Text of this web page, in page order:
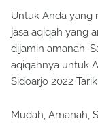
Untuk Anda yang
jasa aqiqah yang
dijamin amanah.
aqiqahnya untuk
Sidoarjo 2022 Tarik
Mudah, Amanah,